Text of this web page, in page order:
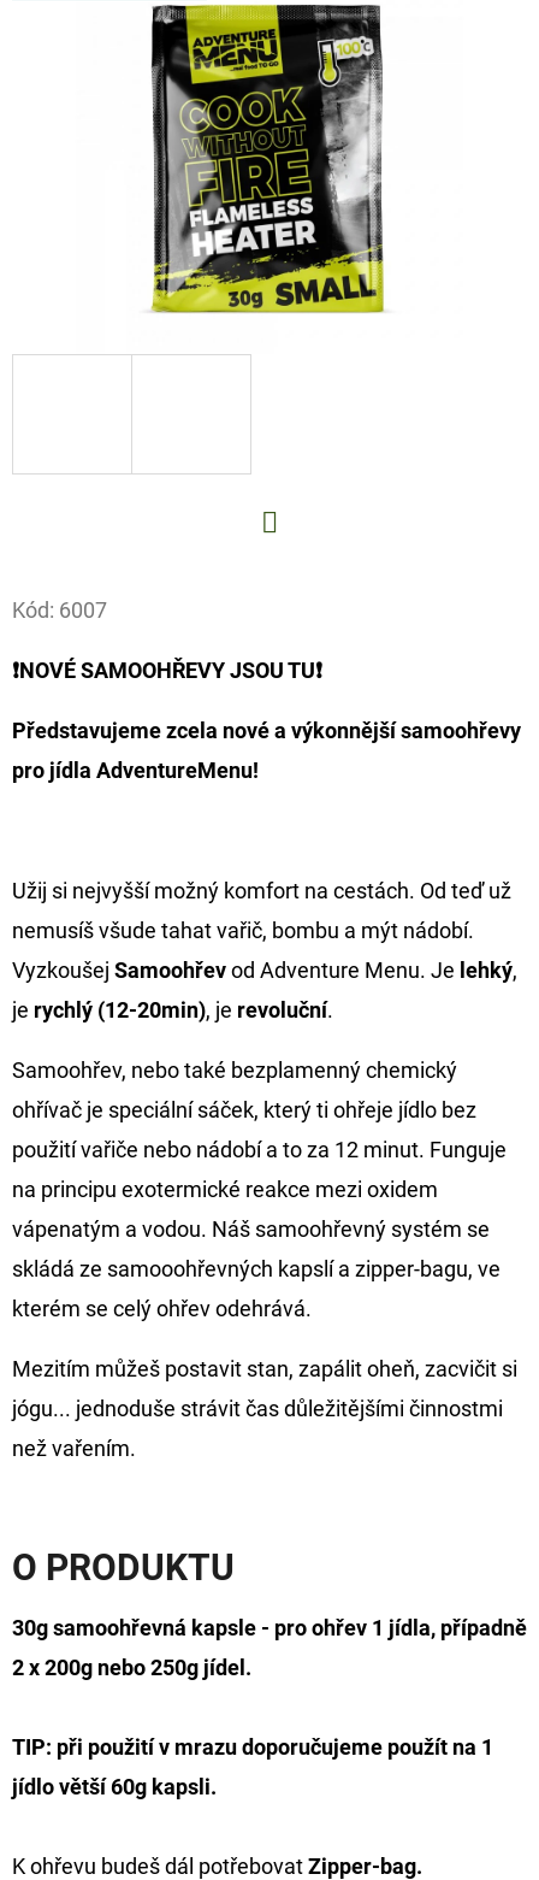
Kód: 6007
❗NOVÉ SAMOOHŘEVY JSOU TU❗
Představujeme zcela nové a výkonnějšísamoohřevy
pro jídla AdventureMenu!
Užij si nejvyšší možný komfort na cestách. Od teď už
nemusíš všude tahat vařič, bombu a mýt nádobí.
Vyzkoušej Samoohřevod Adventure Menu. Je lehký,
je rychlý (12-20min), je revoluční.
Samoohřev, nebo také bezplamenný chemický
ohřívač je speciální sáček, který ti ohřeje jídlo bez
použití vařiče nebo nádobí a to za 12 minut. Funguje
na principu exotermické reakce mezi oxidem
vápenatým a vodou. Náš samoohřevný systém se
skládá ze samooohřevných kapslí a zipper-bagu, ve
kterém se celý ohřev odehrává.
Mezitím můžeš postavit stan, zapálit oheň, zacvičit si
jógu... jednoduše strávit čas důležitějšími činnostmi
než vařením.
O PRODUKTU
30g samoohřevná kapsle - pro ohřev 1 jídla, případně
2 x 200g nebo 250g jídel.
TIP: při použití v mrazu doporučujeme použít na 1
jídlo větší 60g kapsli.
K ohřevu budeš dál potřebovatZipper-bag.
E
HLEDAT
D
O
P
O
R
Č
E
M
E
OLOVĚNÁ
DELPHIN
CYBERBARBED
S
OTVOREM
36
Kč
40